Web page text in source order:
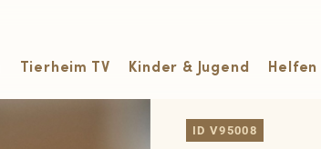
Tierheim TV Kinder & Jugend Helfen
ID V95008